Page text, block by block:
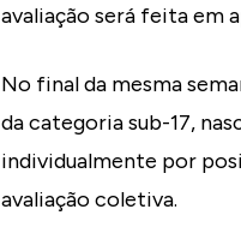
avaliação será feita em
No final da mesma
da categoria sub-17,
individualmente por
avaliação coletiva.